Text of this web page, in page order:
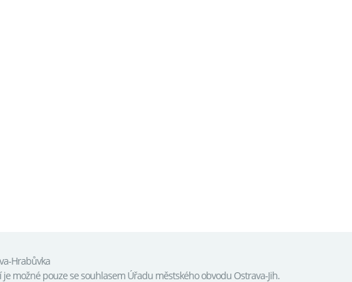
Hrabůvka
možné pouze se souhlasem Úřadu městského obvodu Ostrava-Jih.